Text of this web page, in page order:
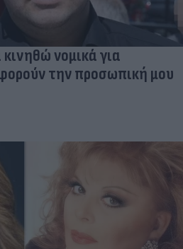
νομικά για
την προσωπική μου